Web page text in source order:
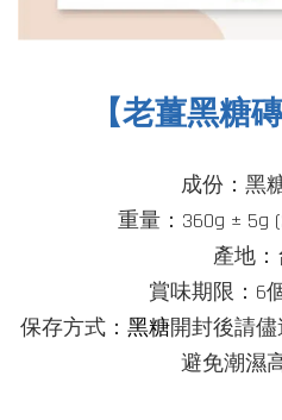
【老薑黑糖
成份：黑
重量：360g ± 5g
產地
賞味期限：6
保存方式 ： 黑糖開封後請
避免潮濕